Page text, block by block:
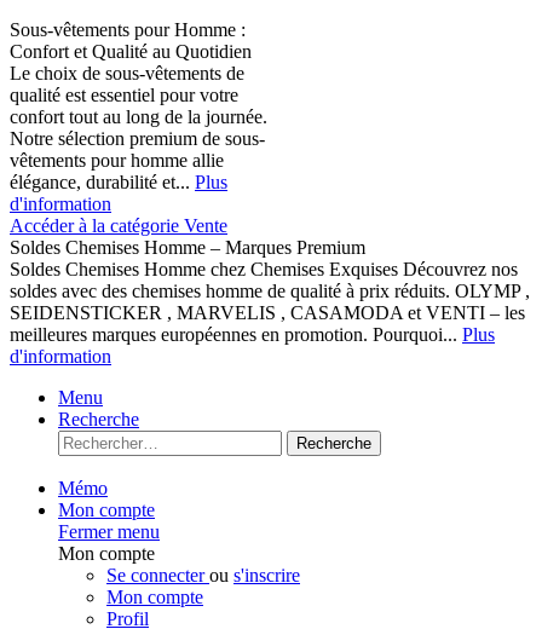
Sous-vêtements pour Homme :
Confort et Qualité au Quotidien
Le choix de sous-vêtements de
qualité est essentiel pour votre
confort tout au long de la journée.
Notre sélection premium de sous-
vêtements pour homme allie
élégance, durabilité et... Plus
d'information
Accéder à la catégorie Vente
Soldes Chemises Homme – Marques Premium
Soldes Chemises Homme chez Chemises Exquises Découvrez nos
soldes avec des chemises homme de qualité à prix réduits. OLYMP ,
SEIDENSTICKER , MARVELIS , CASAMODA et VENTI – les
meilleures marques européennes en promotion. Pourquoi... Plus
d'information
Menu
Recherche
Recherche
Mémo
Mon compte
Fermer menu
Mon compte
Se connecterou s'inscrire
Mon compte
Profil